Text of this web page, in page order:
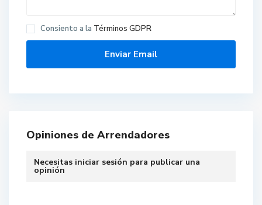
Consiento a la Términos GDPR
Opiniones de Arrendadores
Necesitas iniciar sesión para publicar una
opinión